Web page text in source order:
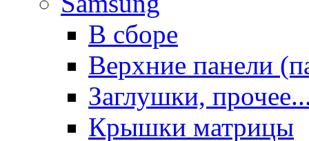
В сборе
Верхние панели
Заглушки,
Крышки матрицы